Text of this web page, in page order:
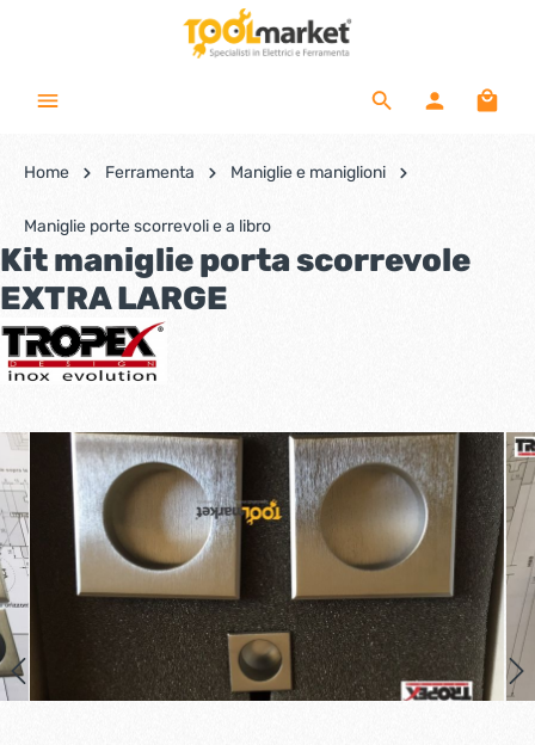
Home Ferramenta Maniglie e maniglioni
Maniglie porte scorrevoli e a libro
Kit maniglie porta scorrevole
EXTRA LARGE